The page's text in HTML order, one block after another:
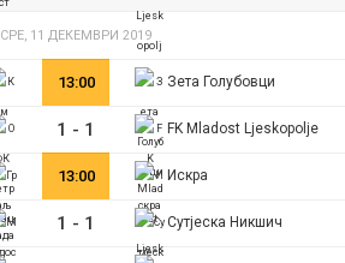
СРЕ, 11 ДЕКЕМВРИ 2019
13:00 Зета Голубовци
1 - 1 FK Mladost Ljeskopolje
13:00 Искра
1 - 1 Сутјеска Никшич